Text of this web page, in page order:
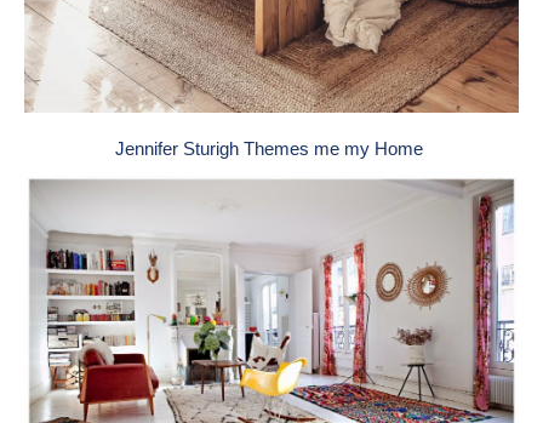
Jennifer Sturigh Themes me my Home